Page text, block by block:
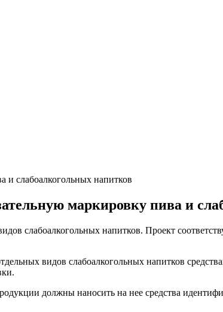
и слабоалкогольных напитков
маркировку пива и
слабоалкогольных напитков. Проект
видов слабоалкогольных напитков
должны наносить на нее средства